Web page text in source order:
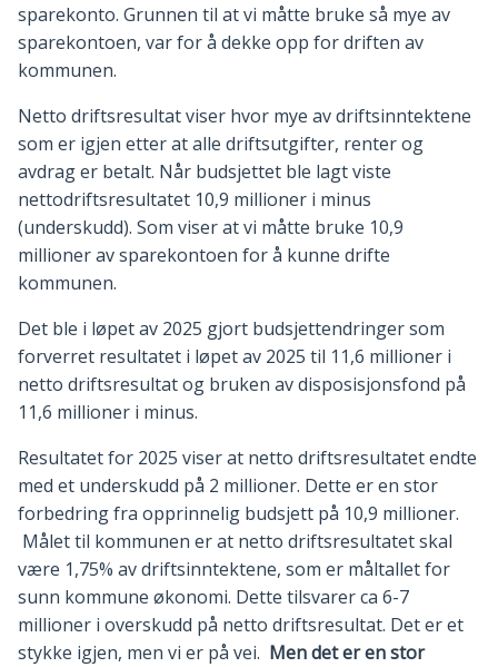
sparekonto. Grunnen til at vi måtte bruke så mye av
sparekontoen, var for å dekke opp for driften av
kommunen.
Netto driftsresultat viser hvor mye av driftsinntektene
som er igjen etter at alle driftsutgifter, renter og
avdrag er betalt. Når budsjettet ble lagt viste
nettodriftsresultatet 10,9 millioner i minus
(underskudd). Som viser at vi måtte bruke 10,9
millioner av sparekontoen for å kunne drifte
kommunen.
Det ble i løpet av 2025 gjort budsjettendringer som
forverret resultatet i løpet av 2025 til 11,6 millioner i
netto driftsresultat og bruken av disposisjonsfond på
11,6 millioner i minus.
Resultatet for 2025 viser at netto driftsresultatet endte
med et underskudd på 2 millioner. Dette er en stor
forbedring fra opprinnelig budsjett på 10,9 millioner.
Målet til kommunen er at netto driftsresultatet skal
være 1,75% av driftsinntektene, som er måltallet for
sunn kommune økonomi. Dette tilsvarer ca 6-7
millioner i overskudd på netto driftsresultat. Det er et
stykke igjen, men vi er på vei. Men det er en stor